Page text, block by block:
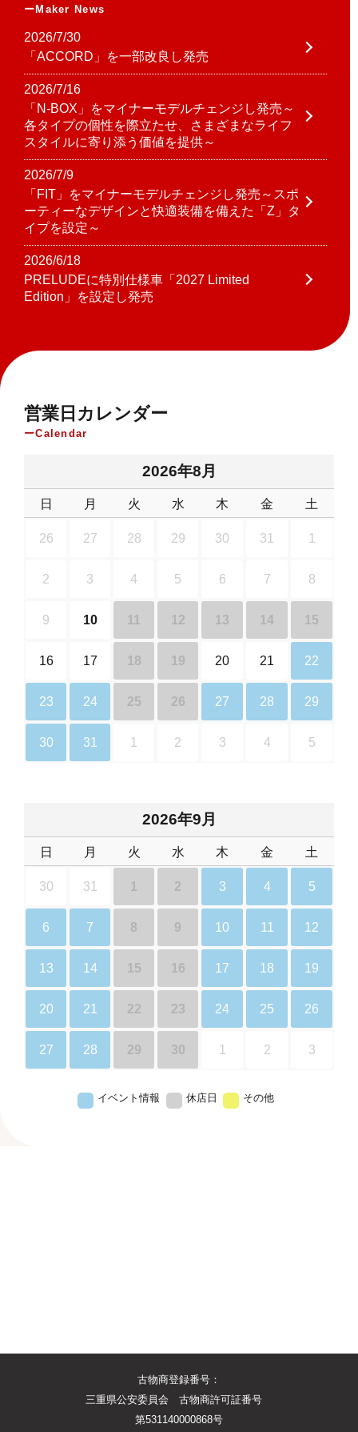
Maker News
営業日カレンダー
Calendar
2026年8月
日 月 火 水 木 金 土
26 27 28 29 30 31 1
2 3 4 5 6 7 8
9 10 11 12 13 14 15
16 17 18 19 20 21 22
23 24 25 26 27 28 29
30 31 1 2 3 4 5
2026年9月
日 月 火 水 木 金 土
30 31 1 2 3 4 5
6 7 8 9 10 11 12
13 14 15 16 17 18 19
20 21 22 23 24 25 26
27 28 29 30 1 2 3
イベント情報 休店日 その他
古物商登録番号：
三重県公安委員会 古物商許可証番号
第531140000868号